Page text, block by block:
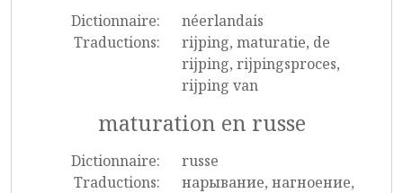
Dictionnaire:
néerlandais
Traductions:
rijping, maturatie, de
rijping, rijpingsproces,
rijping van
maturation en russe
Dictionnaire:
russe
Traductions:
нарывание, нагноение,